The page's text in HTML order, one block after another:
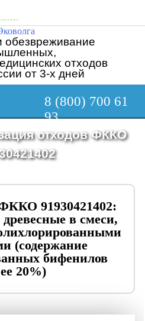
обезвреживание
отходов
от 3-х дней
8 (800) 700 61
93
отходов ФККО
91930421402:
в смеси,
(содержание
бифенилов
20%)